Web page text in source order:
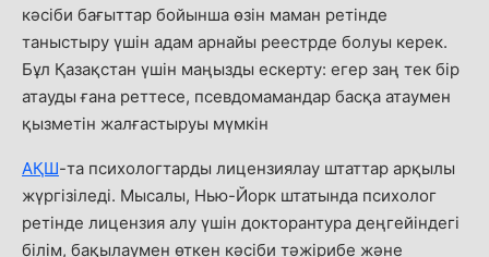
кәсіби бағыттар бойынша өзін маман ретінде
таныстыру үшін адам арнайы реестрде болуы керек.
Бұл Қазақстан үшін маңызды ескерту: егер заң тек бір
атауды ғана реттесе, псевдомамандар басқа атаумен
қызметін жалғастыруы мүмкін
АҚШ-та психологтарды лицензиялау штаттар арқылы
жүргізіледі. Мысалы, Нью-Йорк штатында психолог
ретінде лицензия алу үшін докторантура деңгейіндегі
білім, бақылаумен өткен кәсіби тәжірибе және